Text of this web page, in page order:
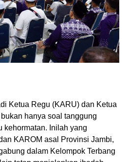
Ketua Regu (KARU) dan Ketua
hanya soal tanggung
kehormatan. Inilah yang
KAROM asal Provinsi Jambi,
dalam Kelompok Terbang